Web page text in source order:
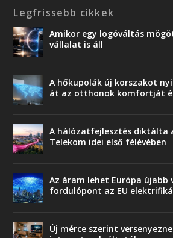
Legfrissebb cikkek
Amikor egy logóváltás
vállalat is áll
A hőkupolák új korszakot
át az otthonok komfortját
A hálózatfejlesztés diktálta
Telekom idei első félévében
Az áram lehet Európa újabb
fordulópont az EU
Új mérce szerint